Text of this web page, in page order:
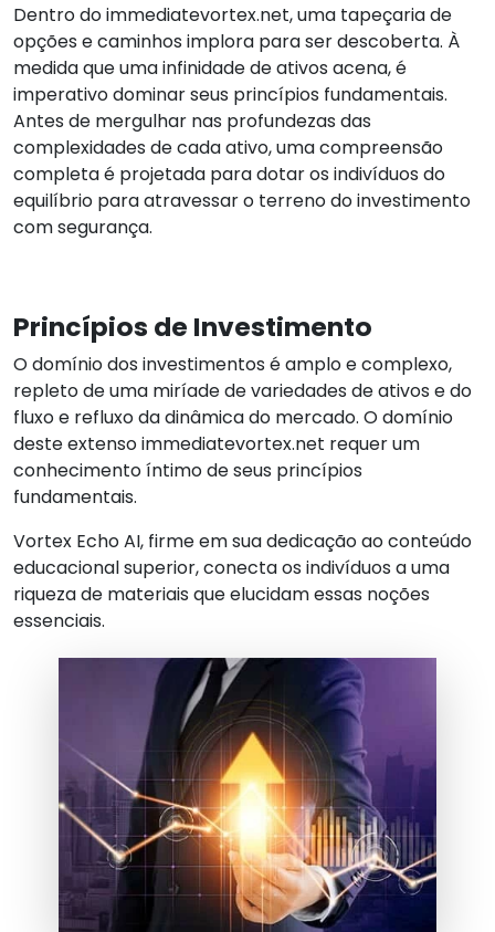
Dentro do immediatevortex.net, uma tapeçaria de
opções e caminhos implora para ser descoberta. À
medida que uma infinidade de ativos acena, é
imperativo dominar seus princípios fundamentais.
Antes de mergulhar nas profundezas das
complexidades de cada ativo, uma compreensão
completa é projetada para dotar os indivíduos do
equilíbrio para atravessar o terreno do investimento
com segurança.
Princípios de Investimento
O domínio dos investimentos é amplo e complexo,
repleto de uma miríade de variedades de ativos e do
fluxo e refluxo da dinâmica do mercado. O domínio
deste extenso immediatevortex.net requer um
conhecimento íntimo de seus princípios
fundamentais.
Vortex Echo AI, firme em sua dedicação ao conteúdo
educacional superior, conecta os indivíduos a uma
riqueza de materiais que elucidam essas noções
essenciais.